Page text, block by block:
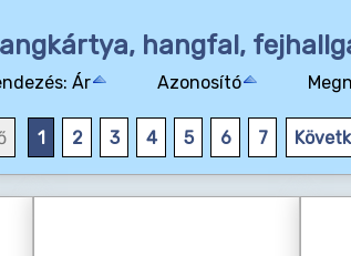
hangfal,
Ár Azonosító
1 2 3 4 5 6 7